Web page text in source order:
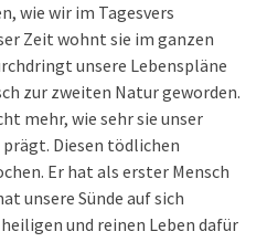
wie wir im Tagesvers
Zeit wohnt sie im ganzen
unsere Lebenspläne
zur zweiten Natur geworden.
mehr, wie sehr sie unser
prägt. Diesen tödlichen
Er hat als erster Mensch
unsere Sünde auf sich
und reinen Leben dafür